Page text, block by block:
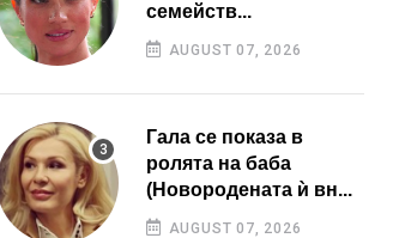
семейств...
AUGUST 07, 2026
Гала се показа в
ролята на баба
(Новородената ѝ вн...
AUGUST 07, 2026